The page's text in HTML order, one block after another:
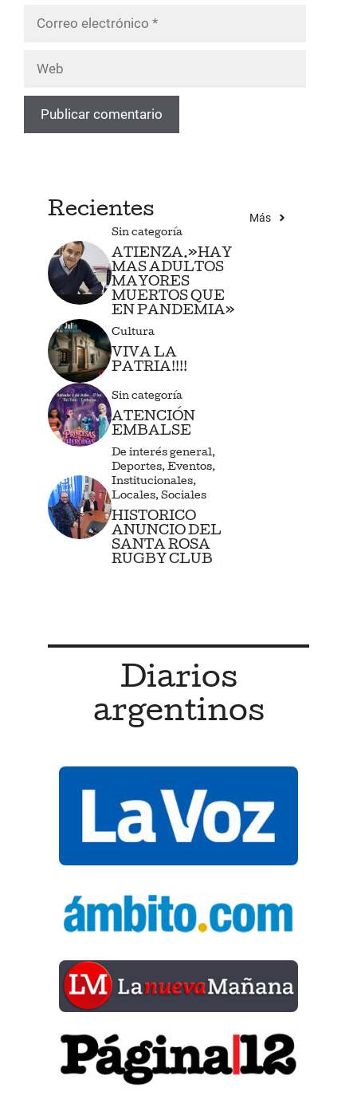
electrónico
Recientes Más
Sin categoría
ATIENZA.»HAY
MAS ADULTOS
MAYORES
MUERTOS QUE
EN PANDEMIA»
Cultura
VIVA LA
PATRIA!!!!
Sin categoría
ATENCIÓN
EMBALSE
De interés general,
Deportes, Eventos,
Institucionales,
Locales, Sociales
HISTORICO
ANUNCIO DEL
SANTA ROSA
RUGBY CLUB
Diarios
argentinos